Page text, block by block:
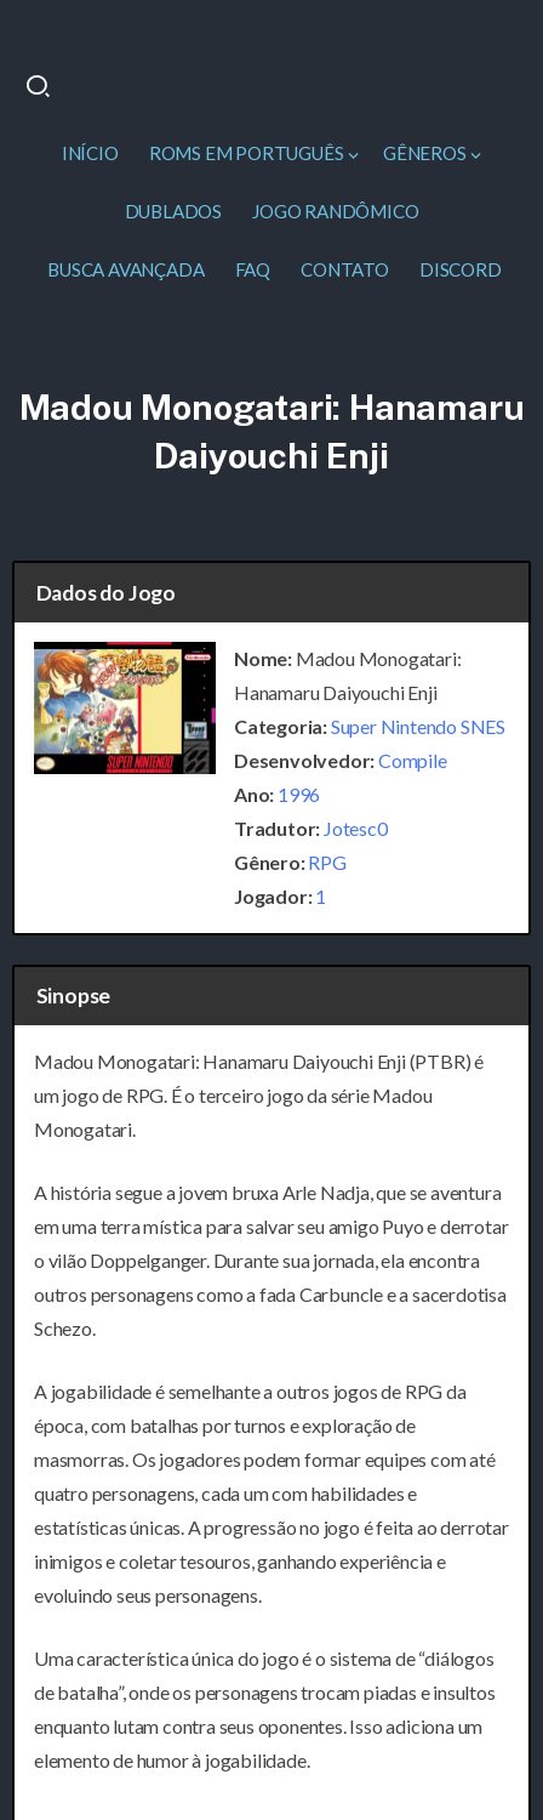
INÍCIO ROMS EM PORTUGUÊS GÊNEROS
DUBLADOS JOGO RANDÔMICO
BUSCA AVANÇADA FAQ CONTATO DISCORD
Madou Monogatari: Hanamaru
Daiyouchi Enji
Dados do Jogo
Nome: Madou Monogatari:
Hanamaru Daiyouchi Enji
Categoria:Super Nintendo SNES
Desenvolvedor:Compile
Ano: 1996
Tradutor: Jotesc0
Gênero:RPG
Jogador:1
Sinopse
Madou Monogatari: Hanamaru Daiyouchi Enji (PTBR) é
um jogo de RPG. É o terceiro jogo da série Madou
Monogatari.
A história segue a jovem bruxa Arle Nadja, que se aventura
em uma terra mística para salvar seu amigo Puyo e derrotar
o vilão Doppelganger. Durante sua jornada, ela encontra
outros personagens como a fada Carbuncle e a sacerdotisa
Schezo.
A jogabilidade é semelhante a outros jogos de RPG da
época, com batalhas por turnos e exploração de
masmorras. Os jogadores podem formar equipes com até
quatro personagens, cada um com habilidades e
estatísticas únicas. A progressão no jogo é feita ao derrotar
inimigos e coletar tesouros, ganhando experiência e
evoluindo seus personagens.
Uma característica única do jogo é o sistema de “diálogos
de batalha”, onde os personagens trocam piadas e insultos
enquanto lutam contra seus oponentes. Isso adiciona um
elemento de humor à jogabilidade.